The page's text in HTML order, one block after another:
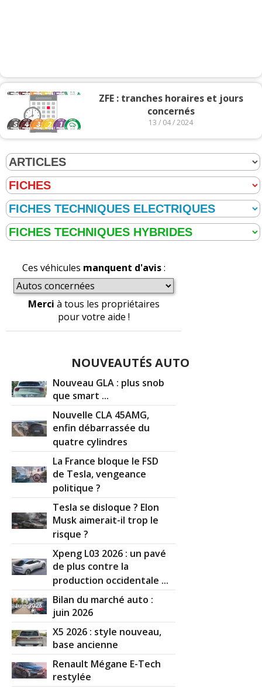
ZFE : tranches horaires et jours
concernés
13 / 04 / 2024
Ces véhicules manquent d'avis:
Merci à tous les propriétaires
pour votre aide !
NOUVEAUTÉS AUTO
Nouveau GLA : plus snob
que smart ...
Nouvelle CLA 45AMG,
enfin débarrassée du
quatre cylindres
La France bloque le FSD
de Tesla, vengeance
politique ?
Tesla se disloque ? Elon
Musk aimerait-il trop le
risque ?
Xpeng L03 2026 : un pavé
de plus contre la
production occidentale ...
Bilan du marché auto :
juin 2026
X5 2026 : style nouveau,
base ancienne
Renault Mégane E-Tech
restylée